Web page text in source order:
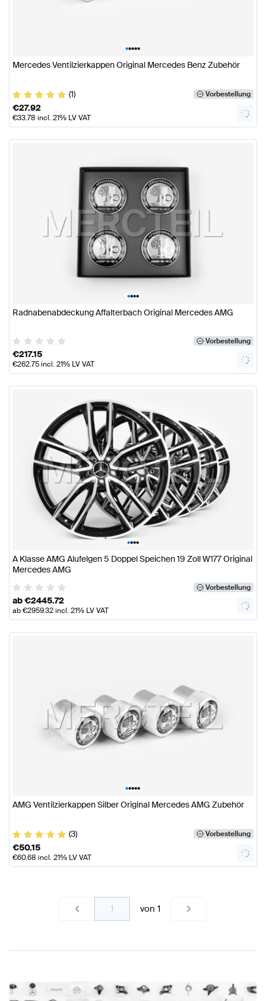
•••••
Mercedes Ventilzierkappen Original Mercedes Benz Zubehör
(1) Vorbestellung
€27.92
€33.78 incl. 21% LV VAT
••••
Radnabenabdeckung Affalterbach Original Mercedes AMG
Vorbestellung
€217.15
€262.75incl. 21% LV VAT
••••
A Klasse AMG Alufelgen 5 Doppel Speichen 19 Zoll W177 Original
Mercedes AMG
Vorbestellung
ab€2445.72
ab€2959.32incl. 21% LV VAT
•••••
AMG Ventilzierkappen Silber Original Mercedes AMG Zubehör
(3) Vorbestellung
€50.15
€60.68 incl. 21% LV VAT
von1